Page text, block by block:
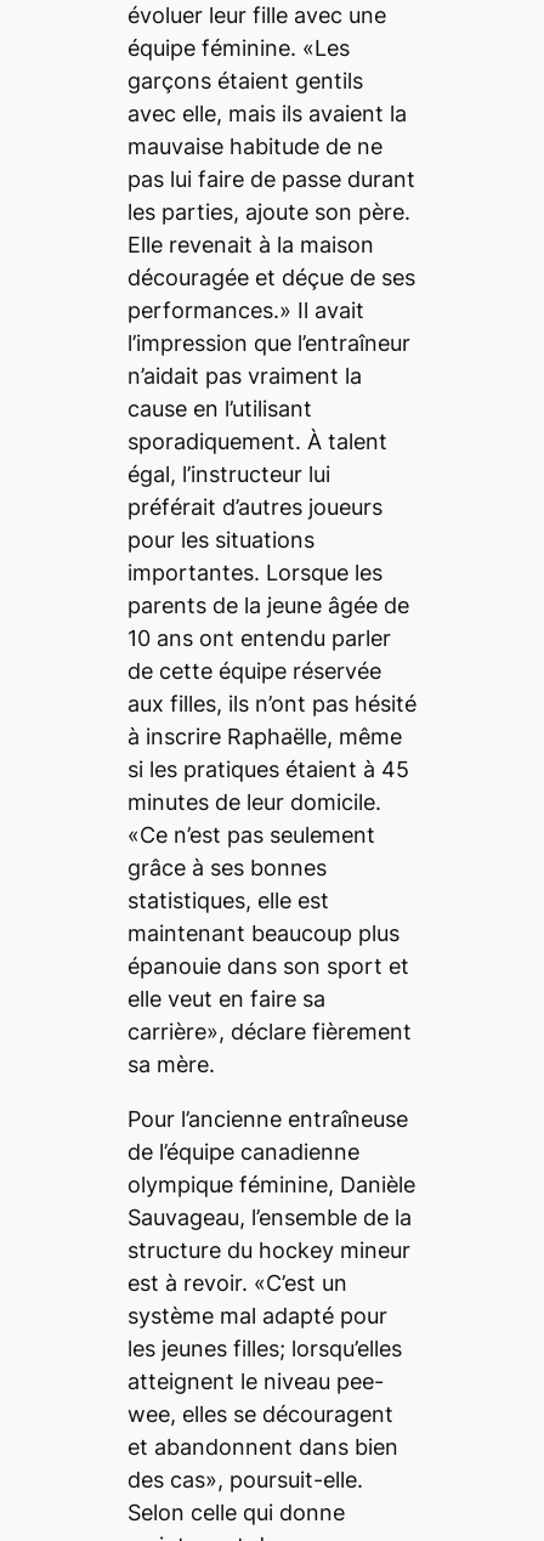
évoluer leur fille avec une
équipe féminine. «Les
garçons étaient gentils
avec elle, mais ils avaient la
mauvaise habitude de ne
pas lui faire de passe durant
les parties, ajoute son père.
Elle revenait à la maison
découragée et déçue de ses
performances.» Il avait
l’impression que l’entraîneur
n’aidait pas vraiment la
cause en l’utilisant
sporadiquement. À talent
égal, l’instructeur lui
préférait d’autres joueurs
pour les situations
importantes. Lorsque les
parents de la jeune âgée de
10 ans ont entendu parler
de cette équipe réservée
aux filles, ils n’ont pas hésité
à inscrire Raphaëlle, même
si les pratiques étaient à 45
minutes de leur domicile.
«Ce n’est pas seulement
grâce à ses bonnes
statistiques, elle est
maintenant beaucoup plus
épanouie dans son sport et
elle veut en faire sa
carrière», déclare fièrement
sa mère.
Pour l’ancienne entraîneuse
de l’équipe canadienne
olympique féminine, Danièle
Sauvageau, l’ensemble de la
structure du hockey mineur
est à revoir. «C’est un
système mal adapté pour
les jeunes filles; lorsqu’elles
atteignent le niveau pee-
wee, elles se découragent
et abandonnent dans bien
des cas», poursuit-elle.
Selon celle qui donne